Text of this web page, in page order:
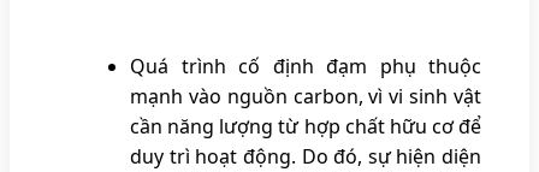
Quá trình cố định đạm phụ thuộc
mạnh vào nguồn carbon, vì vi sinh vật
cần năng lượng từ hợp chất hữu cơ để
duy trì hoạt động. Do đó, sự hiện diện